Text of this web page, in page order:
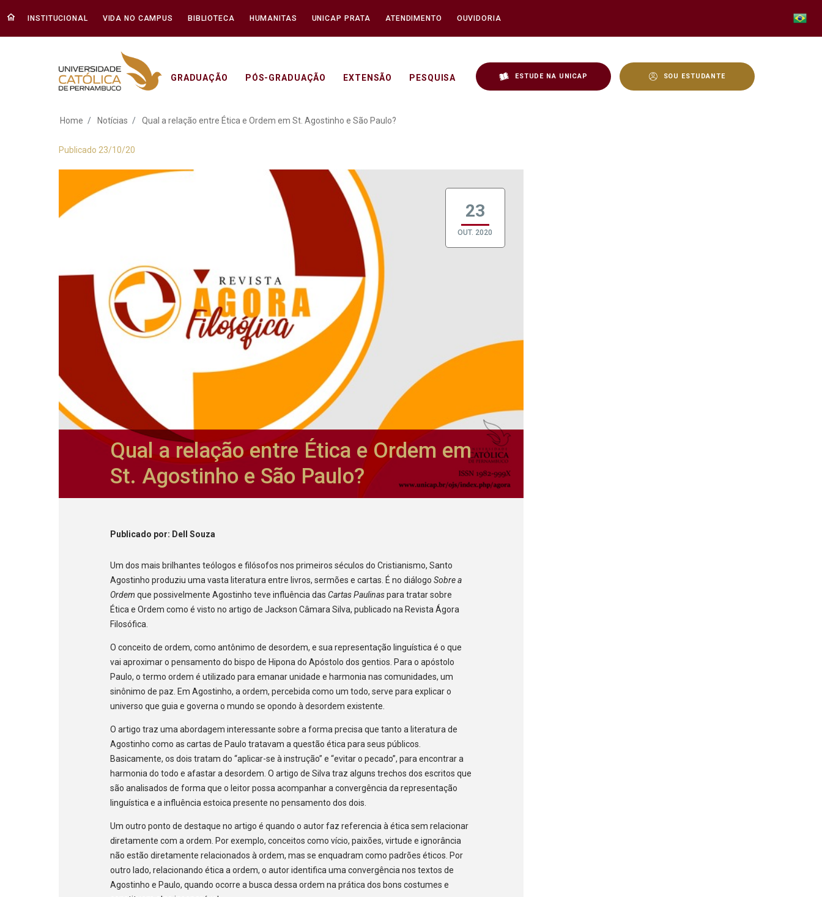
INSTITUCIONAL VIDA NO CAMPUS BIBLIOTECA HUMANITAS UNICAP PRATA ATENDIMENTO OUVIDORIA
GRADUAÇÃO PÓS-GRADUAÇÃO EXTENSÃO PESQUISA ESTUDE NA UNICAP SOU ESTUDANTE
Qual a relação entre Ética e Ordem em St. Agostinho e São Paulo? -
Home Notícias Qual a relação entre Ética e Ordem em St. Agostinho e São Paulo?
Publicado 23/10/20
23
OUT. 2020
Qual a relação entre Ética e Ordem em
St. Agostinho e São Paulo?
Publicado por: Dell Souza
Um dos mais brilhantes teólogos e filósofos nos primeiros séculos do Cristianismo, Santo
Agostinho produziu uma vasta literatura entre livros, sermões e cartas. É no diálogoSobre a
Ordem que possivelmente Agostinho teve influência dasCartas Paulinaspara tratar sobre
Ética e Ordem como é visto no artigo de Jackson Câmara Silva, publicado na Revista Ágora
Filosófica.
O conceito de ordem, como antônimo de desordem, e sua representação linguística é o que
vai aproximar o pensamento do bispo de Hipona do Apóstolo dos gentios. Para o apóstolo
Paulo, o termo ordem é utilizado para emanar unidade e harmonia nas comunidades, um
sinônimo de paz. Em Agostinho, a ordem, percebida como um todo, serve para explicar o
universo que guia e governa o mundo se opondo à desordem existente.
O artigo traz uma abordagem interessante sobre a forma precisa que tanto a literatura de
Agostinho como as cartas de Paulo tratavam a questão ética para seus públicos.
Basicamente, os dois tratam do “aplicar-se à instrução” e “evitar o pecado”, para encontrar a
harmonia do todo e afastar a desordem. O artigo de Silva traz alguns trechos dos escritos que
são analisados de forma que o leitor possa acompanhar a convergência da representação
linguística e a influência estoica presente no pensamento dos dois.
Um outro ponto de destaque no artigo é quando o autor faz referencia à ética sem relacionar
diretamente com a ordem. Por exemplo, conceitos como vício, paixões, virtude e ignorância
não estão diretamente relacionados à ordem, mas se enquadram como padrões éticos. Por
outro lado, relacionando ética a ordem, o autor identifica uma convergência nos textos de
Agostinho e Paulo, quando ocorre a busca dessa ordem na prática dos bons costumes e